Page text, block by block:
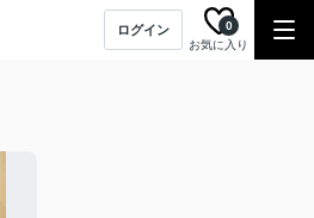
ログイン
お気に入り
0